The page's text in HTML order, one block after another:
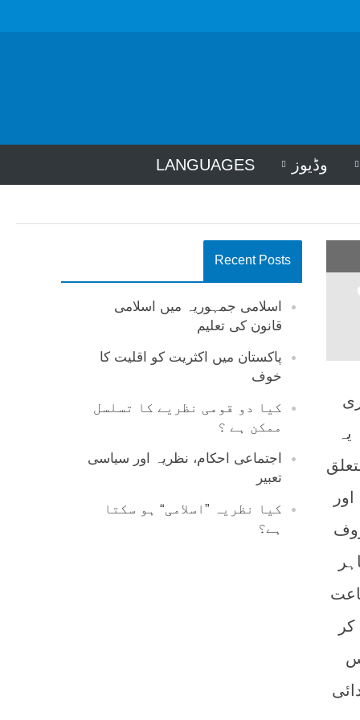
وڈیوز LANGUAGES
Recent Posts
اسلامی جمہوریہ میں اسلامی
قانون کی تعلیم
پاکستان میں اکثریت کو اقلیت کا
خوف
کیا دو قومی نظریے کا تسلسل
ممکن ہے ؟
اجتماعی احکام، نظریہ اور سیاسی
تعبیر
کیا نظریہ ”اسلامی“ ہو سکتا
ہے؟